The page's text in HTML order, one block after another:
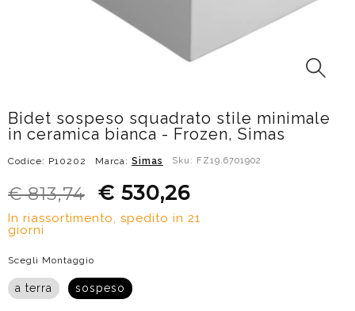
Bidet sospeso squadrato stile minimale
in ceramica bianca - Frozen, Simas
Codice: P10202 Marca: Simas Sku: FZ19.6701902
€ 813,74 € 530,26
In riassortimento, spedito in 21
giorni
Scegli Montaggio
a terra sospeso